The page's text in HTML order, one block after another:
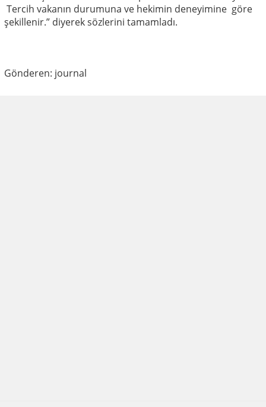
Tercih vakanın durumuna ve hekimin deneyimine göre
şekillenir.” diyerek sözlerini tamamladı.
Gönderen: journal